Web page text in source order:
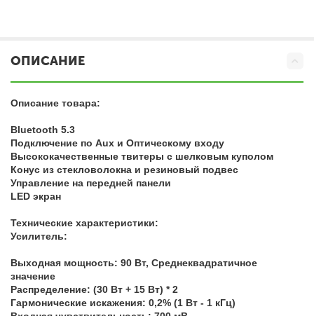
ОПИСАНИЕ
Описание товара:
Bluetooth 5.3
Подключение по Aux и Оптическому входу
Высококачественные твитеры с шелковым куполом
Конус из стекловолокна и резиновый подвес
Управление на передней панели
LED экран
Технические характеристики:
Усилитель:
Выходная мощность: 90 Вт, Среднеквадратичное
значение
Распределение: (30 Вт + 15 Вт) * 2
Гармонические искажения: 0,2% (1 Вт - 1 кГц)